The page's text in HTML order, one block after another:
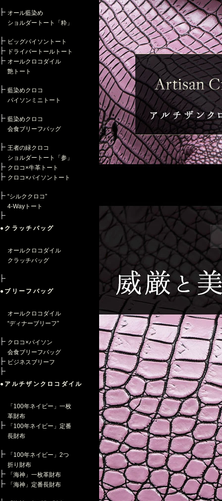
オール藍染め
ショルダートート「粋」
ビッグパイソントート
ドライバートールトート
オールクロコダイル
艶トート
藍染めクロコ
パイソンミニトート
藍染めクロコ
会食ブリーフバッグ
王者の緑クロコ
ショルダートート「参」
クロコ×牛革トート
クロコ×パイソントート
“シルククロコ”
4-Wayトート
●クラッチバッグ
オールクロコダイル
クラッチバッグ
●ブリーフバッグ
オールクロコダイル
“ディナーブリーフ”
クロコ×パイソン
会食ブリーフバッグ
ビジネスブリーフ
●アルチザンクロコダイル
「100年ネイビー」一枚
革財布
「100年ネイビー」定番
長財布
「100年ネイビー」2つ
折り財布
「海神」一枚革財布
「海神」定番長財布